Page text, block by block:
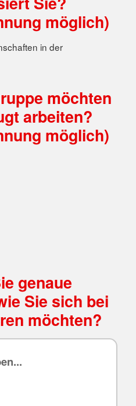
möglich)
in der
möchten
arbeiten?
möglich)
genaue
Sie sich bei
möchten?